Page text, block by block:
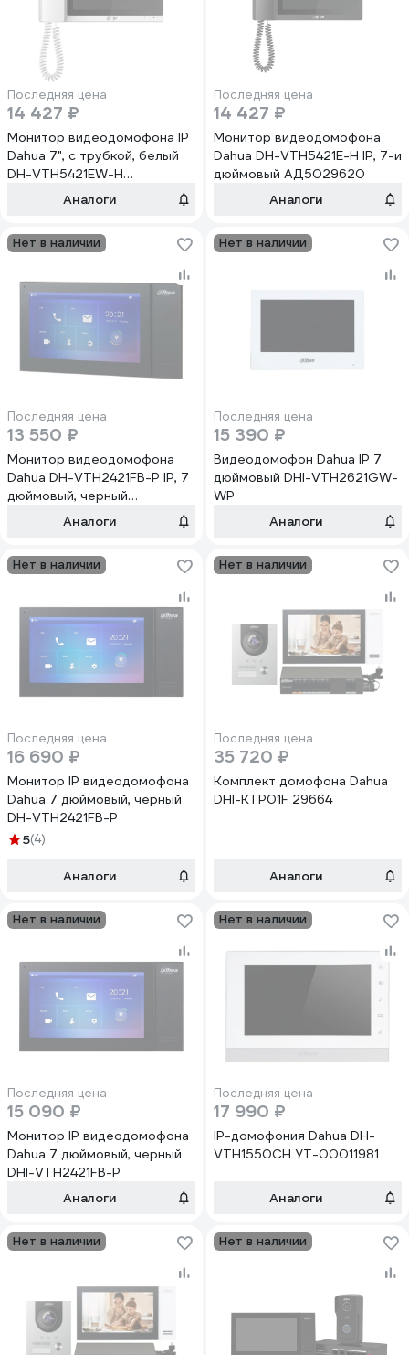
Последняя цена
14 427 ₽
Монитор видеодомофона IP
Dahua 7", с трубкой, белый
DH-VTH5421EW-H
АД5029621Аналоги
Последняя цена
14 427 ₽
Монитор видеодомофона
Dahua DH-VTH5421E-H IP, 7-и
дюймовый АД5029620
Аналоги
Нет в наличии
Последняя цена
13 550 ₽
Монитор видеодомофона
Dahua DH-VTH2421FB-P IP, 7
дюймовый, черный
АД5023503Аналоги
Нет в наличии
Последняя цена
15 390 ₽
Видеодомофон Dahua IP 7
дюймовый DHI-VTH2621GW-
WP
Аналоги
Нет в наличии
Последняя цена
16 690 ₽
Монитор IP видеодомофона
Dahua 7 дюймовый, черный
DH-VTH2421FB-P
5(4)
Аналоги
Нет в наличии
Последняя цена
35 720 ₽
Комплект домофона Dahua
DHI-KTP01F 29664
Аналоги
Нет в наличии
Последняя цена
15 090 ₽
Монитор IP видеодомофона
Dahua 7 дюймовый, черный
DHI-VTH2421FB-P
Аналоги
Нет в наличии
Последняя цена
17 990 ₽
IP-домофония Dahua DH-
VTH1550CH УТ-00011981
Аналоги
Нет в наличии Нет в наличии